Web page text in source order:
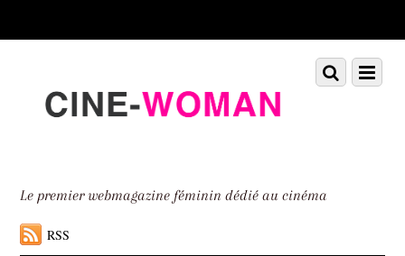
down
Le premier webmagazine féminin dédié au cinéma
RSS
Menu
Scroll
down